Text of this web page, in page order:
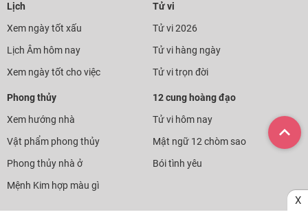
Lịch
Xem ngày tốt xấu
Lịch Âm hôm nay
Xem ngày tốt cho việc
Tử vi
Tử vi 2026
Tử vi hàng ngày
Tử vi trọn đời
Phong thủy
Xem hướng nhà
Vật phẩm phong thủy
Phong thủy nhà ở
Mệnh Kim hợp màu gì
12 cung hoàng đạo
Tử vi hôm nay
Mật ngữ 12 chòm sao
Bói tình yêu
X